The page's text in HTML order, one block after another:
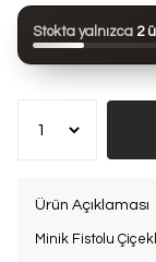
Bu ürün son 24
Stokta yalnızca 2
Ürün Açıklaması
Minik Fistolu